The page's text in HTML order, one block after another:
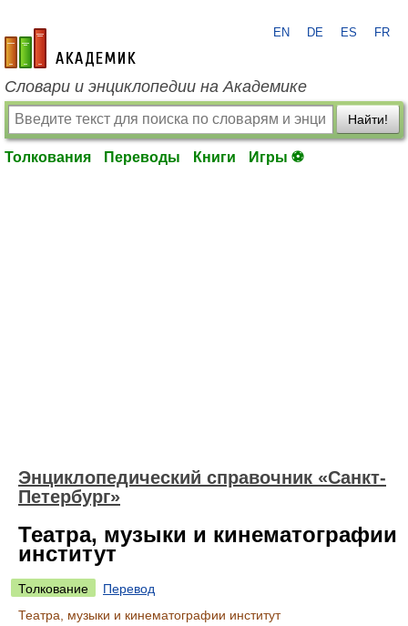
academic.ru
EN DE ES FR
Словари и энциклопедии на Академике
Найти!
Толкования Переводы Книги Игры ⚽
Энциклопедический справочник «Санкт-
Петербург»
Театра, музыки и кинематографии
институт
Толкование
Перевод
Театра, музыки и кинематографии институт